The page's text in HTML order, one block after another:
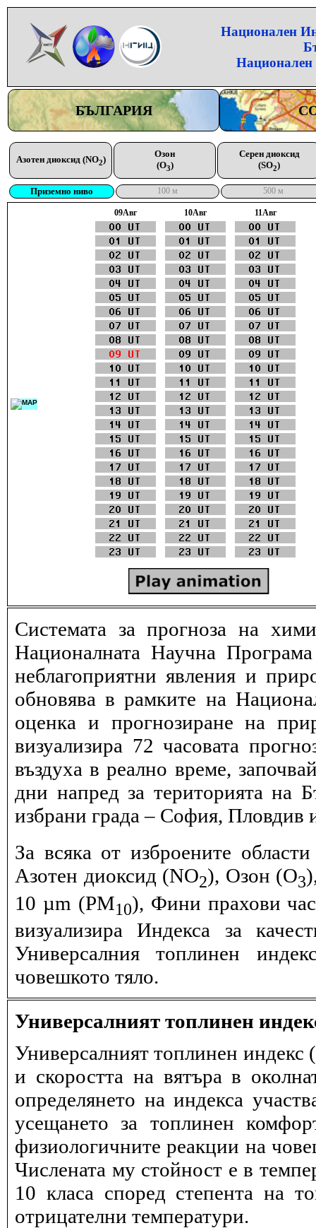
Национален
Национален
БЪЛГАРИЯ
Азотен диоксид (NO2)
Озон
(O3)
Серен диоксид
(SO2)
Приземно ниво 100 м 500 м
09Aвг 10Aвг 11Aвг
Системата за прогноза на
Националната Научна
неблагоприятни явления и
обновява в рамките на
оценка и прогнозиране на
визуализира 72 часовата
въздуха в реално време,
дни напред за територията на
избрани града – София, Пловдив
За всяка от изброените
Азотен диоксид (NO2), Озон (O3
10 µm (PM10), Фини прахови
визуализира Индекса за
Универсалния топлинен
човешкото тяло.
Универсалният топлинен
Универсалният топлинен индекс
и скоростта на вятъра в
определянето на индекса
усещането за топлинен
физиологичните реакции на
Числената му стойност е в
10 класа според степента на
отрицателни температури.